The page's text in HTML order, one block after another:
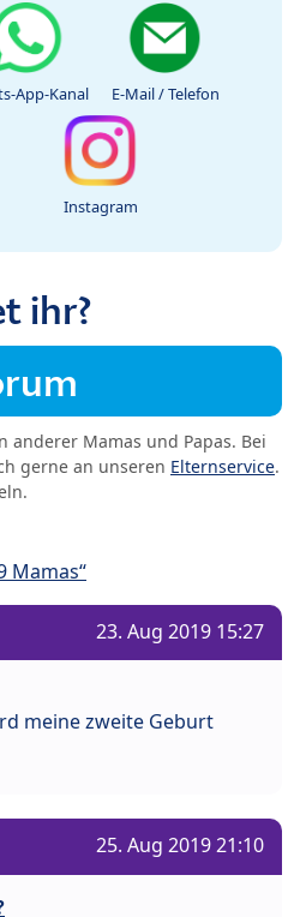
App-Kanal E-Mail / Telefon
Instagram
ihr?
anderer Mamas und Papas. Bei
gerne an unseren Elternservice.
Mamas“
23. Aug 2019 15:27
meine zweite Geburt
25. Aug 2019 21:10